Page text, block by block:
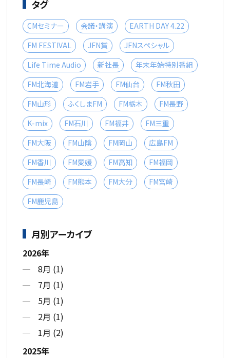
タグ
CMセミナー 会議・講演
EARTH DAY 4.22
FM FESTIVAL
JFN賞
JFNスペシャル
Life Time Audio
新社長
年末年始特別番組
FM北海道
FM岩手 FM仙台
FM秋田
FM山形
ふくしまFM FM栃木
FM長野
K-mix
FM石川 FM福井
FM三重
FM大阪
FM山陰 FM岡山
広島FM
FM香川
FM愛媛 FM高知
FM福岡
FM長崎
FM熊本 FM大分
FM宮崎
FM鹿児島
月別アーカイブ
2026年
8月 (1)
7月 (1)
5月 (1)
2月 (1)
1月 (2)
2025年